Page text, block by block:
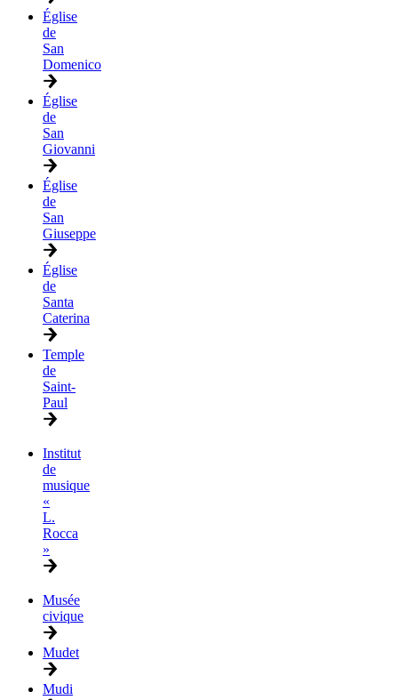
Église
de
San
Domenico
Église
de
San
Giovanni
Église
de
San
Giuseppe
Église
de
Santa
Caterina
Temple
de
Saint-
Paul
Institut
de
musique
«
L.
Rocca
»
Musée
civique
Mudet
Mudi